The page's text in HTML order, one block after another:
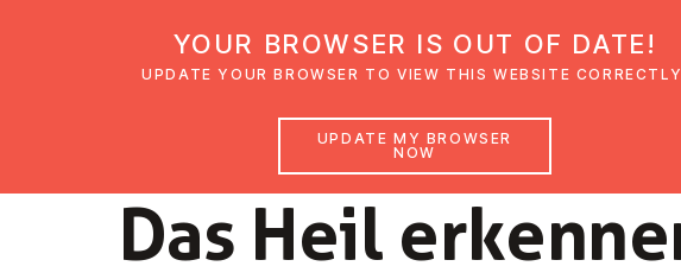
Gemeinden Glaubensimpulse News
Das Heil
FAITH IMPULSE
YOUR BROWSER IS OUT OF DATE!
UPDATE YOUR BROWSER TO VIEW THIS WEBSITE
UPDATE MY BROWSER
NOW